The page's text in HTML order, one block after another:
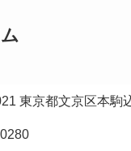
東京都文京区本駒